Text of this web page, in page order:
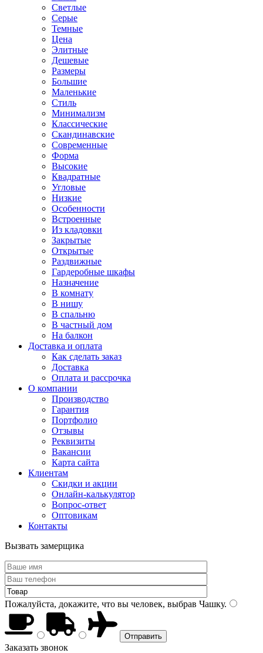
Светлые
Серые
Темные
Цена
Элитные
Дешевые
Размеры
Большие
Маленькие
Стиль
Минимализм
Классические
Скандинавские
Современные
Форма
Высокие
Квадратные
Угловые
Низкие
Особенности
Встроенные
Из кладовки
Закрытые
Открытые
Раздвижные
Гардеробные шкафы
Назначение
В комнату
В нишу
В спальню
В частный дом
На балкон
Доставка и оплата
Как сделать заказ
Доставка
Оплата и рассрочка
О компании
Производство
Гарантия
Портфолио
Отзывы
Реквизиты
Вакансии
Карта сайта
Клиентам
Скидки и акции
Онлайн-калькулятор
Вопрос-ответ
Оптовикам
Контакты
Вызвать замерщика
Пожалуйста, докажите, что вы человек, выбрав Чашку.
Заказать звонок